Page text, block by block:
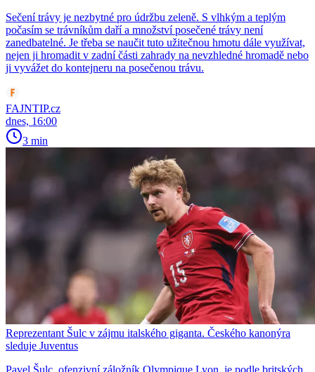
Sečení trávy je nezbytné pro údržbu zeleně. S vlhkým a teplým
počasím se trávníkům daří a množství posečené trávy není
zanedbatelné. Je třeba se naučit tuto užitečnou hmotu dále využívat,
nejen ji hromadit v zadní části zahrady na nevzhledné hromadě nebo
ji vyvážet do kontejneru na posečenou trávu.
FAJNTIP.cz
dnes, 16:00
3 min
Reprezentant Šulc v zájmu italského giganta. Českého kanonýra
sleduje Juventus